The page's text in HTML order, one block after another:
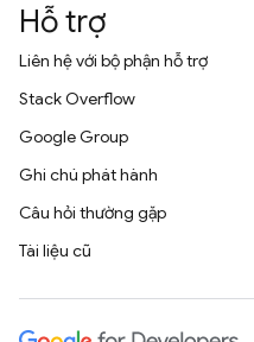
Hỗ trợ
Liên hệ với bộ phận hỗ trợ
Stack Overflow
Google Group
Ghi chú phát hành
Câu hỏi thường gặp
Tài liệu cũ